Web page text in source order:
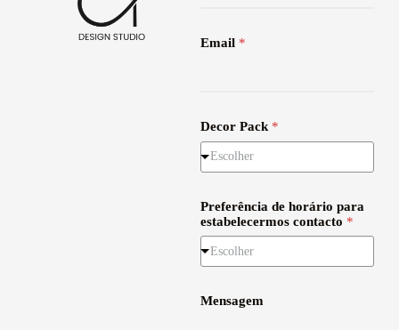
Email *
Decor Pack *
Escolher
Preferência de horário para
estabelecermos contacto *
Escolher
Mensagem